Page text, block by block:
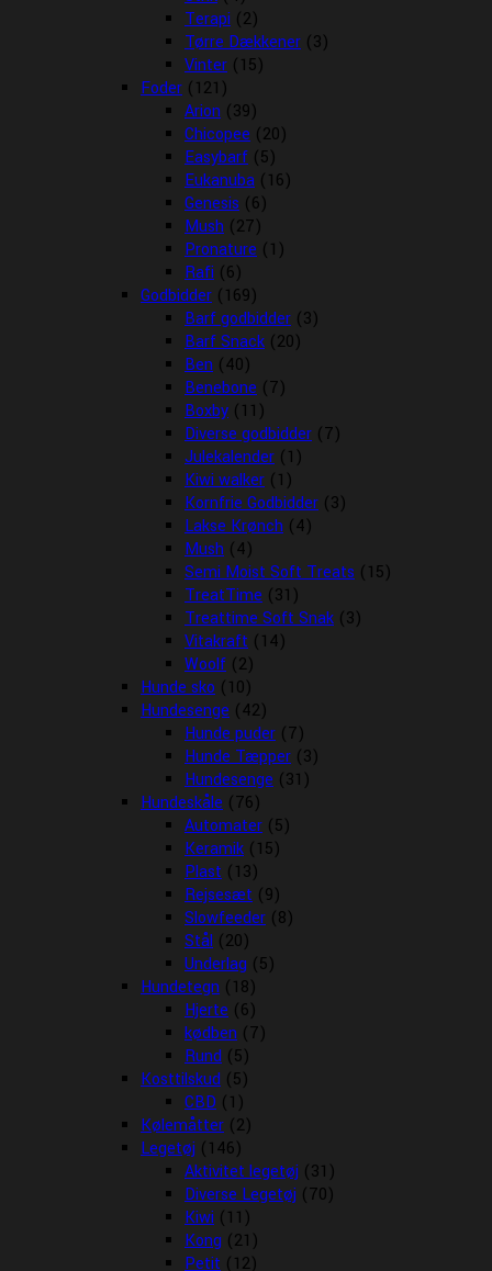
Terapi (2)
Tørre Dækkener (3)
Vinter (15)
Foder (121)
Arion (39)
Chicopee (20)
Easybarf (5)
Eukanuba (16)
Genesis (6)
Mush (27)
Pronature (1)
Rafi (6)
Godbidder (169)
Barf godbidder (3)
Barf Snack (20)
Ben (40)
Benebone (7)
Boxby (11)
Diverse godbidder (7)
Julekalender (1)
Kiwi walker (1)
Kornfrie Godbidder (3)
Lakse Krønch (4)
Mush (4)
Semi Moist Soft Treats (15)
TreatTime (31)
Treattime Soft Snak (3)
Vitakraft (14)
Woolf (2)
Hunde sko (10)
Hundesenge (42)
Hunde puder (7)
Hunde Tæpper (3)
Hundesenge (31)
Hundeskåle (76)
Automater (5)
Keramik (15)
Plast (13)
Rejsesæt (9)
Slowfeeder (8)
Stål (20)
Underlag (5)
Hundetegn (18)
Hjerte (6)
kødben (7)
Rund (5)
Kosttilskud (5)
CBD (1)
Kølemåtter (2)
Legetøj (146)
Aktivitet legetøj (31)
Diverse Legetøj (70)
Kiwi (11)
Kong (21)
Petit (12)